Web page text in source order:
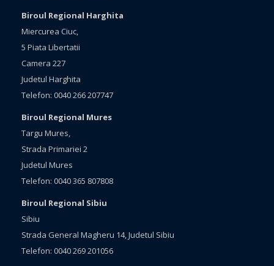
Biroul Regional Harghita
Miercurea Ciuc,
5 Piata Libertatii
Camera 227
Judetul Harghita
Telefon: 0040 266 207747
Biroul Regional Mures
Targu Mures,
Strada Primariei 2
Judetul Mures
Telefon: 0040 365 807808
Biroul Regional Sibiu
Sibiu
Strada General Magheru 14, Judetul Sibiu
Telefon: 0040 269 201056